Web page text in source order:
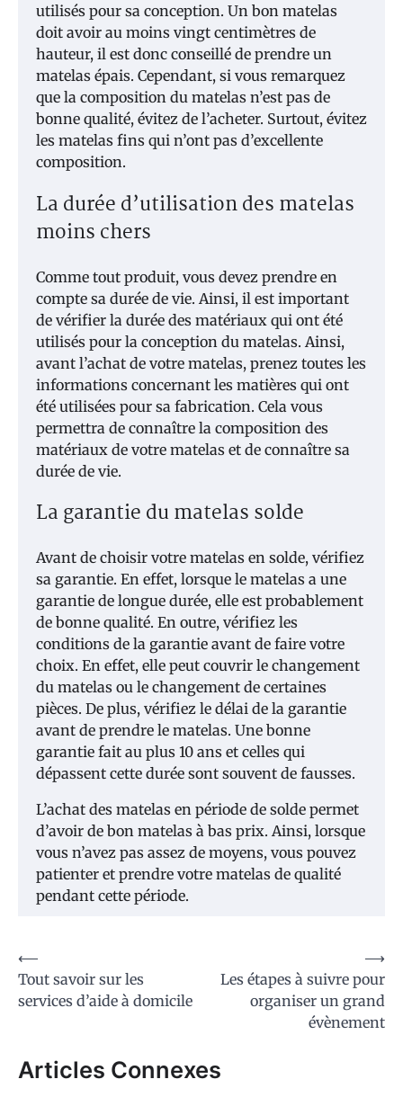
utilisés pour sa conception. Un bon matelas
doit avoir au moins vingt centimètres de
hauteur, il est donc conseillé de prendre un
matelas épais. Cependant, si vous remarquez
que la composition du matelas n’est pas de
bonne qualité, évitez de l’acheter. Surtout, évitez
les matelas fins qui n’ont pas d’excellente
composition.
La durée d’utilisation des matelas
moins chers
Comme tout produit, vous devez prendre en
compte sa durée de vie. Ainsi, il est important
de vérifier la durée des matériaux qui ont été
utilisés pour la conception du matelas. Ainsi,
avant l’achat de votre matelas, prenez toutes les
informations concernant les matières qui ont
été utilisées pour sa fabrication. Cela vous
permettra de connaître la composition des
matériaux de votre matelas et de connaître sa
durée de vie.
La garantie du matelas solde
Avant de choisir votre matelas en solde, vérifiez
sa garantie. En effet, lorsque le matelas a une
garantie de longue durée, elle est probablement
de bonne qualité. En outre, vérifiez les
conditions de la garantie avant de faire votre
choix. En effet, elle peut couvrir le changement
du matelas ou le changement de certaines
pièces. De plus, vérifiez le délai de la garantie
avant de prendre le matelas. Une bonne
garantie fait au plus 10 ans et celles qui
dépassent cette durée sont souvent de fausses.
L’achat des matelas en période de solde permet
d’avoir de bon matelas à bas prix. Ainsi, lorsque
vous n’avez pas assez de moyens, vous pouvez
patienter et prendre votre matelas de qualité
pendant cette période.
Navigation
de
l’article
⟵
Tout savoir sur les
services d’aide à domicile
Les étapes à suivre pour
organiser un grand
évènement
⟶
Articles Connexes